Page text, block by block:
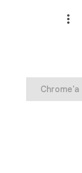
Chrome'a